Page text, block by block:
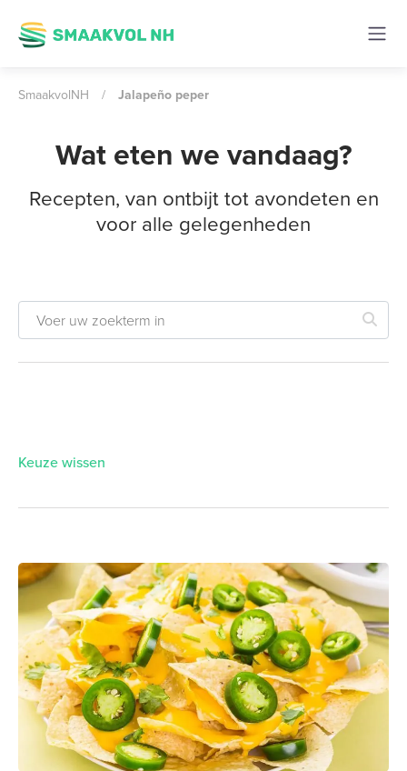
SmaakvolNH / Jalapeño peper
Wat eten we vandaag?
Recepten, van ontbijt tot avondeten en
voor alle gelegenheden
Keuze wissen